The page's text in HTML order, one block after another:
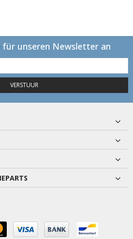
für unseren Newsletter an
VERSTUUR